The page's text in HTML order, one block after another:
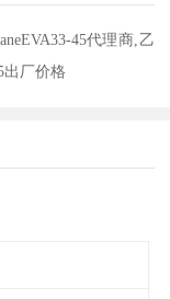
45代理商,乙
出厂价格